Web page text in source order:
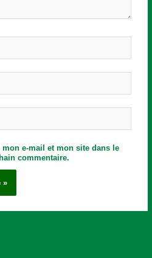
e-mail et mon site dans le
commentaire.